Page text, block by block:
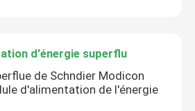
d'énergie superflu
de Schndier Modicon
d'alimentation de l'énergie